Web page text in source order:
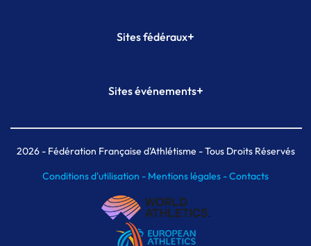
Sites fédéraux+
Plateforme Formation
Sites événements+
Meeting de Paris indoor
MAIF Ekiden de Paris
2026- Fédération Française d'Athlétisme - Tous Droits Réservés
Conditions d'utilisation - Mentions légales -Contacts